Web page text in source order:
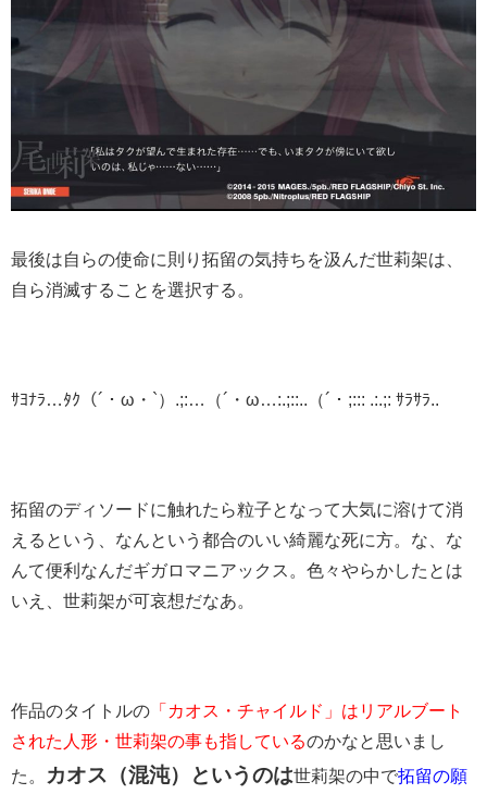
最後は自らの使命に則り拓留の気持ちを汲んだ世莉架は、
自ら消滅することを選択する。
ｻﾖﾅﾗ…ﾀｸ（´・ω・`）.;:…（´・ω…:.;::..（´・;::: .:.;: ｻﾗｻﾗ..
拓留のディソードに触れたら粒子となって大気に溶けて消
えるという、なんという都合のいい綺麗な死に方。な、な
んて便利なんだギガロマニアックス。色々やらかしたとは
いえ、世莉架が可哀想だなあ。
作品のタイトルの 「カオス・チャイルド」はリアルブート
された人形・世莉架の事も指しているのかなと思いまし
た。
カオス（混沌）というのは世莉架の中で拓留の願